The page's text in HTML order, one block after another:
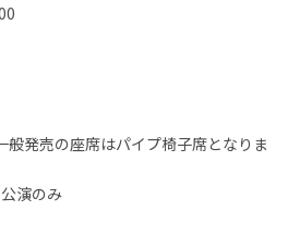
発売の座席はパイプ椅子席となりま
演のみ